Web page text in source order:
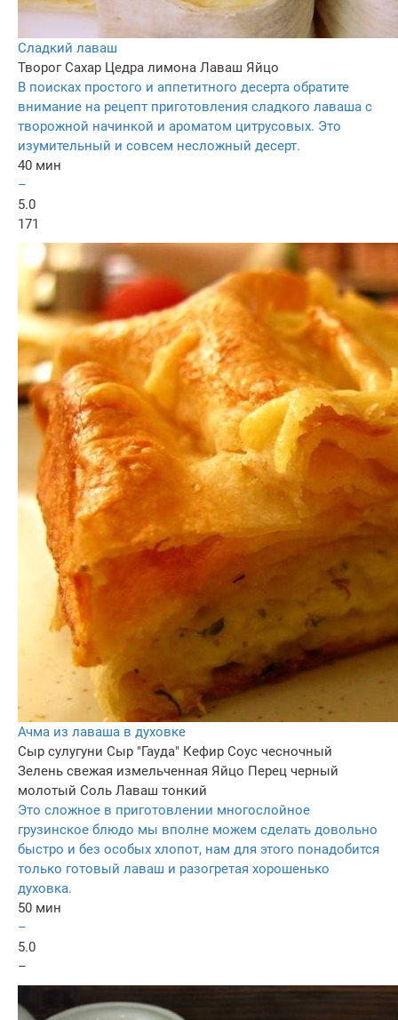
Сладкий лаваш
Творог Сахар Цедра лимона Лаваш Яйцо
В поисках простого и аппетитного десерта обратите
внимание на рецепт приготовления сладкого лаваша с
творожной начинкой и ароматом цитрусовых. Это
изумительный и совсем несложный десерт.
40 мин
–
5.0
171
Ачма из лаваша в духовке
Сыр сулугуни Сыр "Гауда" Кефир Соус чесночный
Зелень свежая измельченная Яйцо Перец черный
молотый Соль Лаваш тонкий
Это сложное в приготовлении многослойное
грузинское блюдо мы вполне можем сделать довольно
быстро и без особых хлопот, нам для этого понадобится
только готовый лаваш и разогретая хорошенько
духовка.
50 мин
–
5.0
–